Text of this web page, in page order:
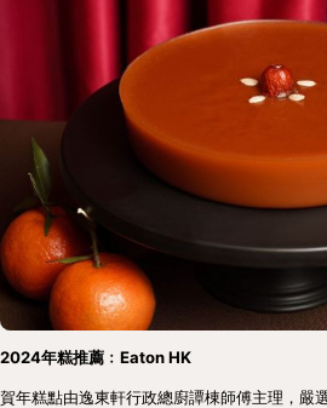
2024年糕推薦﹕Eaton HK
賀年糕點由逸東軒行政總廚譚棟師傅主理，嚴